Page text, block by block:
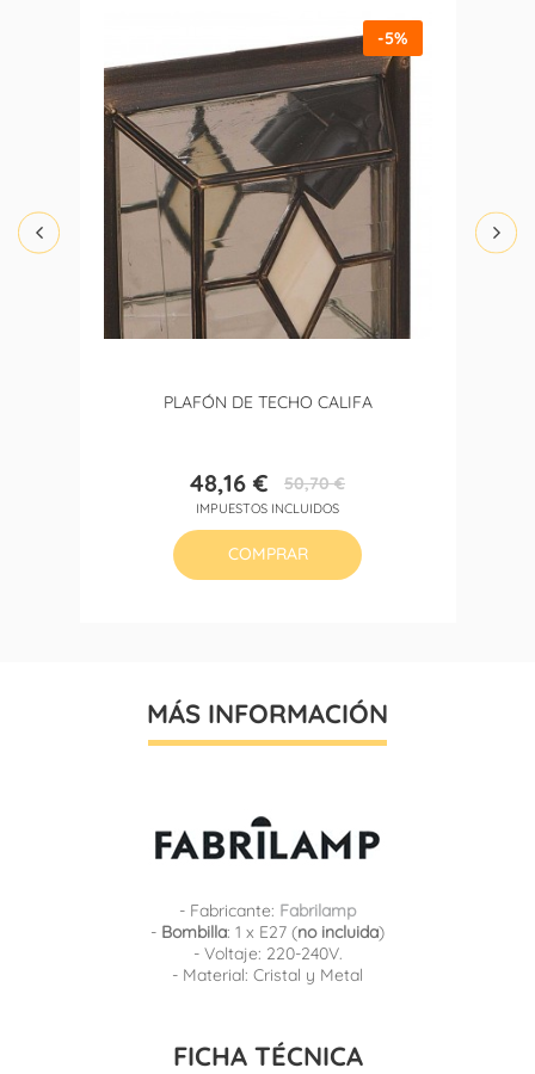
PLAFÓN DE TECHO CALIFA
Precio
48,16 €Precio
base
50,70 €
IMPUESTOS INCLUIDOS
-5%
COMPRAR
MÁS INFORMACIÓN
- Fabricante: Fabrilamp
- Bombilla: 1 x E27 (no incluida)
- Voltaje: 220-240V.
- Material: Cristal y Metal
FICHA TÉCNICA